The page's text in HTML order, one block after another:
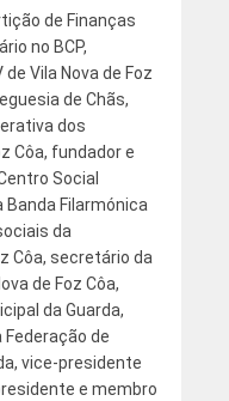
de Finanças
no BCP,
Vila Nova de Foz
de Chãs,
dos
Côa, fundador e
Social
Banda Filarmónica
da
Côa, secretário da
de Foz Côa,
da Guarda,
de
vice-presidente
e membro